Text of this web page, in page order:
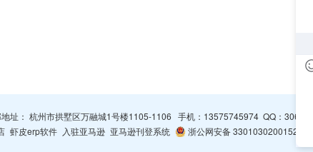
址： 杭州市拱墅区万融城1号楼1105-1106 手机： 13575745974QQ：
虾皮erp软件 入驻亚马逊 亚马逊刊登系统 浙公网安备 33010302001526号